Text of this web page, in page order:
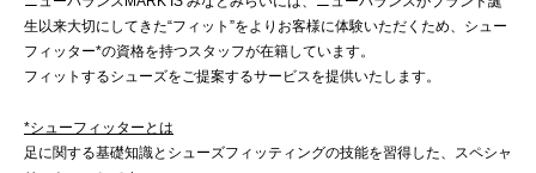
生以来大切にしてきた“フィット”をよりお客様に体験いただくため、シュー
フィッター*の資格を持つスタッフが在籍しています。
フィットするシューズをご提案するサービスを提供いたします。
*シューフィッターとは
足に関する基礎知識とシューズフィッティングの技能を習得した、スペシャ